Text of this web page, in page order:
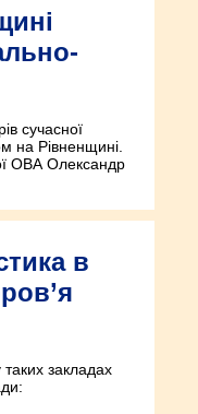
сучасної
на Рівненщині.
ОВА Олександр
в
закладах